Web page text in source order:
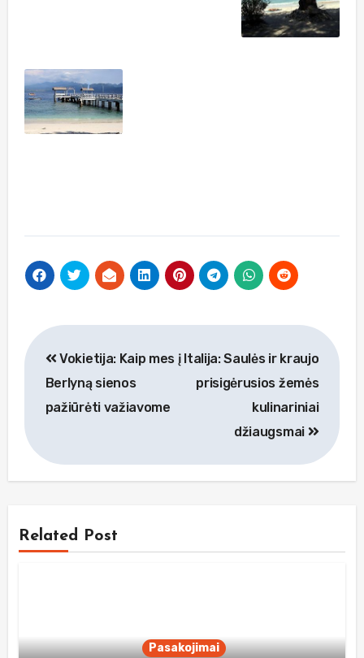
Navigacija
tarp
įrašų
Vokietija: Kaip mes į
Berlyną sienos
pažiūrėti važiavome
Italija: Saulės ir kraujo
prisigėrusios žemės
kulinariniai
džiaugsmai
Related Post
Pasakojimai